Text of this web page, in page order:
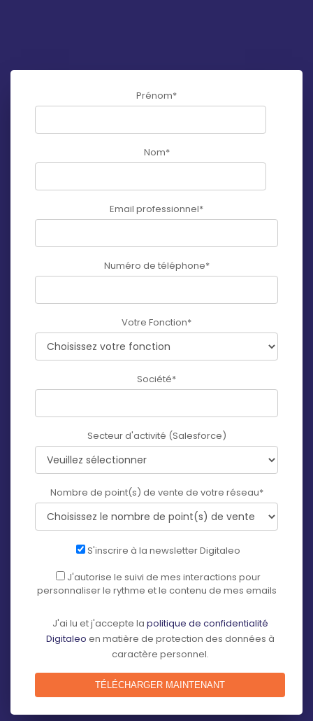
Prénom*
Nom*
Email professionnel*
Numéro de téléphone*
Votre Fonction*
Société*
Secteur d'activité (Salesforce)
Nombre de point(s) de vente de votre réseau*
S'inscrire à la newsletter Digitaleo
J'autorise le suivi de mes interactions pour
personnaliser le rythme et le contenu de mes emails
J'ai lu et j'accepte la politique de confidentialité
Digitaleo en matière de protection des données à
caractère personnel.